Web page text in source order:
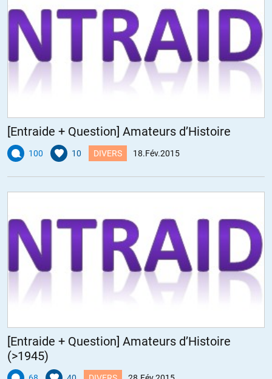
[Entraide + Question] Amateurs d’Histoire
100 10 DIVERS 18.Fév.2015
[Entraide + Question] Amateurs d’Histoire
(>1945)